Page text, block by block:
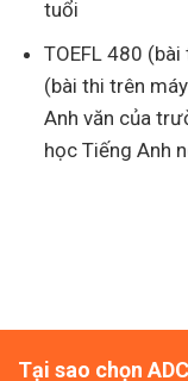
tuổi
TOEFL 480
(bài thi trên
Anh văn của
học Tiếng Anh
Tại sao chọn